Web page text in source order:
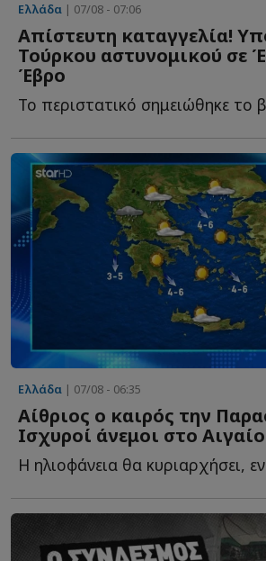
Ελλάδα | 07/08 - 07:06
Απίστευτη καταγγελία!
Τούρκου αστυνομικού σε
Έβρο
Ελλάδα | 07/08 - 06:35
Αίθριος ο καιρός την
Ισχυροί άνεμοι στο Αιγαίο